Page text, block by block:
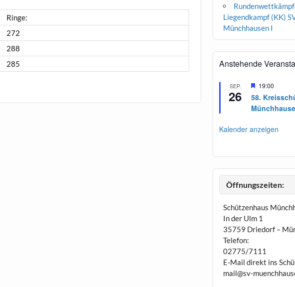
Ringe:
272
288
285
Liegendkampf (KK)
Münchhausen I
Anstehende
SEP.
26
H
r
v
g
o
19:00
58.
Kalender anzeigen
Öffnungszeiten:
Schützenhaus
In der Ulm 1
35759 Driedorf –
Telefon:
02775/7111
E-Mail direkt ins
mail@sv-